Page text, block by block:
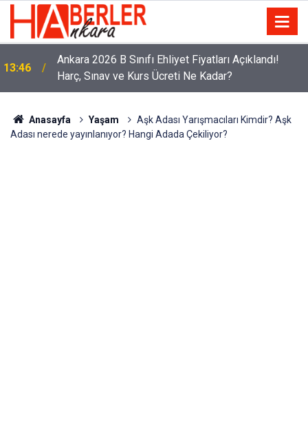
13:46
Ankara 2026 B Sınıfı Ehliyet Fiyatları Açıklandı!
Harç, Sınav ve Kurs Ücreti Ne Kadar?
Anasayfa Yaşam
Aşk Adası Yarışmacıları Kimdir? Aşk
Adası nerede yayınlanıyor? Hangi Adada Çekiliyor?